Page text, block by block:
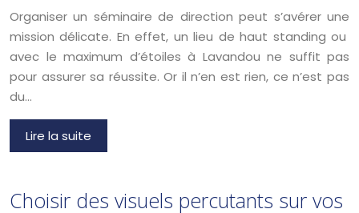
Organiser un séminaire de direction peut s’avérer une
mission délicate. En effet, un lieu de haut standing ou
avec le maximum d’étoiles à Lavandou ne suffit pas
pour assurer sa réussite. Or il n’en est rien, ce n’est pas
du…
Lire la suite
Choisir des visuels percutants sur vos